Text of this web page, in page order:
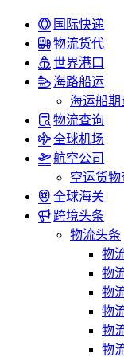
国际快递
物流货代
世界港口
海路船运
海运船期
物流查询
全球机场
航空公司
空运货物
全球海关
跨境头条
物流头条
物
物
物
物
物
物